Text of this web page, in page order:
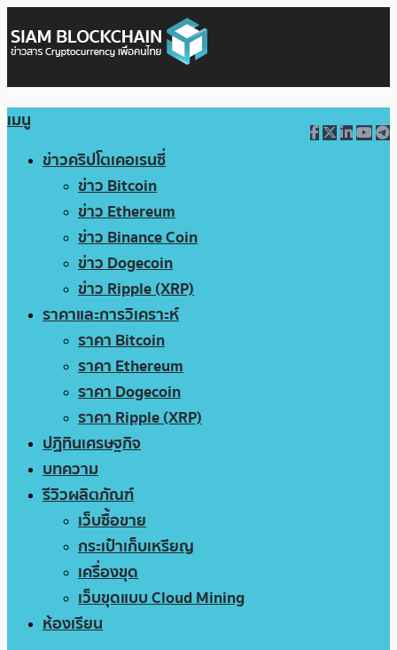
เมนู
ข่าวคริปโตเคอเรนซี่
ข่าว Bitcoin
ข่าว Ethereum
ข่าว Binance Coin
ข่าว Dogecoin
ข่าว Ripple (XRP)
ราคาและการวิเคราะห์
ราคา Bitcoin
ราคา Ethereum
ราคา Dogecoin
ราคา Ripple (XRP)
ปฏิทินเศรษฐกิจ
บทความ
รีวิวผลิตภัณฑ์
เว็บซื้อขาย
กระเป๋าเก็บเหรียญ
เครื่องขุด
เว็บขุดแบบ Cloud Mining
ห้องเรียน